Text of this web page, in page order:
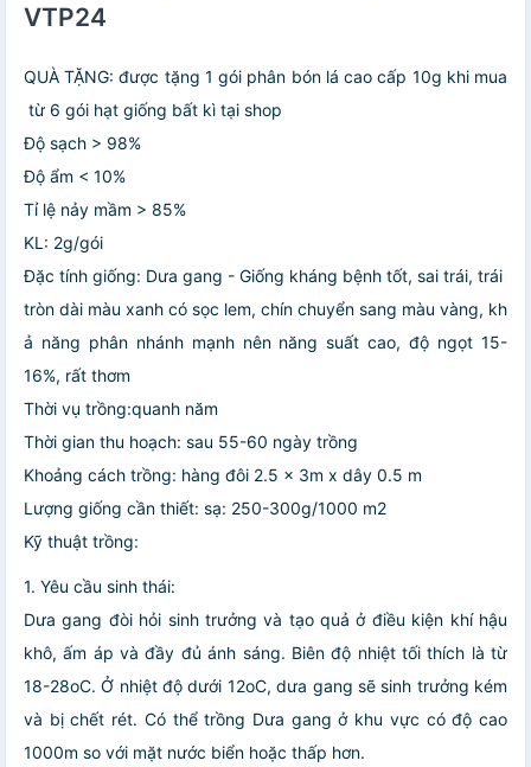
VTP24
QUÀ TẶNG: được tặng 1 gói phân bón lá cao cấp 10g khi mua
từ 6 gói hạt giống bất kì tại shop
Độ sạch > 98%
Độ ẩm < 10%
Tỉ lệ nảy mầm > 85%
KL: 2g/gói
Đặc tính giống: Dưa gang - Giống kháng bệnh tốt, sai trái, trái
tròn dài màu xanh có sọc lem, chín chuyển sang màu vàng, kh
ả năng phân nhánh mạnh nên năng suất cao, độ ngọt 15-
16%, rất thơm
Thời vụ trồng:quanh năm
Thời gian thu hoạch: sau 55-60 ngày trồng
Khoảng cách trồng: hàng đôi 2.5 x 3m x dây 0.5 m
Lượng giống cần thiết: sạ: 250-300g/1000 m2
Kỹ thuật trồng:
1. Yêu cầu sinh thái:
Dưa gang đòi hỏi sinh trưởng và tạo quả ở điều kiện khí hậu
khô, ấm áp và đầy đủ ánh sáng. Biên độ nhiệt tối thích là từ
18-28oC. Ở nhiệt độ dưới 12oC, dưa gang sẽ sinh trưởng kém
và bị chết rét. Có thể trồng Dưa gang ở khu vực có độ cao
1000m so với mặt nước biển hoặc thấp hơn.